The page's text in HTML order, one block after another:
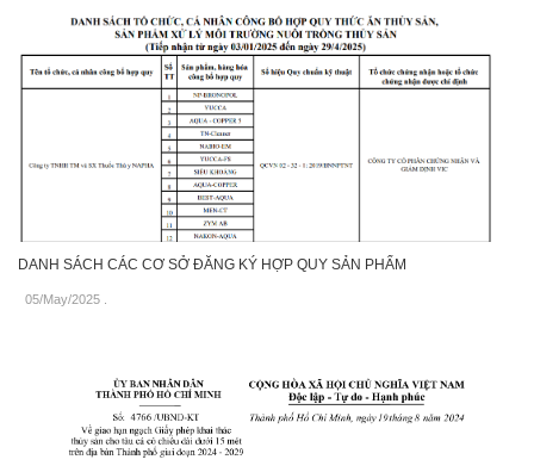
DANH SÁCH CÁC CƠ SỞ ĐĂNG KÝ HỢP QUY SẢN PHẨM
05/May/2025